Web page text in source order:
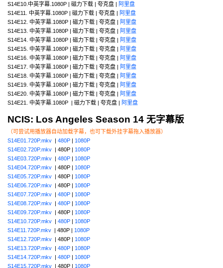
S14E10.中英字幕.1080P | 磁力下载 | 夸克盘 | 阿里盘
S14E11. 中英字幕.1080P | 磁力下载 | 夸克盘 | 阿里盘
S14E12. 中英字幕.1080P | 磁力下载 | 夸克盘 | 阿里盘
S14E13. 中英字幕.1080P | 磁力下载 | 夸克盘 | 阿里盘
S14E14. 中英字幕.1080P | 磁力下载 | 夸克盘 | 阿里盘
S14E15. 中英字幕.1080P | 磁力下载 | 夸克盘 | 阿里盘
S14E16. 中英字幕.1080P | 磁力下载 | 夸克盘 | 阿里盘
S14E17. 中英字幕.1080P | 磁力下载 | 夸克盘 | 阿里盘
S14E18. 中英字幕.1080P | 磁力下载 | 夸克盘 | 阿里盘
S14E19. 中英字幕.1080P | 磁力下载 | 夸克盘 | 阿里盘
S14E20. 中英字幕.1080P | 磁力下载 | 夸克盘 | 阿里盘
S14E21. 中英字幕.1080P | 磁力下载 | 夸克盘 | 阿里盘
NCIS: Los Angeles Season 14 无字幕版
（可尝试用播放器自动加载字幕，也可下载外挂字幕拖入播放器）
S14E01.720P.mkv | 480P | 1080P
S14E02.720P.mkv | 480P | 1080P
S14E03.720P.mkv | 480P | 1080P
S14E04.720P.mkv | 480P | 1080P
S14E05.720P.mkv | 480P | 1080P
S14E06.720P.mkv | 480P | 1080P
S14E07.720P.mkv | 480P | 1080P
S14E08.720P.mkv | 480P | 1080P
S14E09.720P.mkv | 480P | 1080P
S14E10.720P.mkv | 480P | 1080P
S14E11.720P.mkv | 480P | 1080P
S14E12.720P.mkv | 480P | 1080P
S14E13.720P.mkv | 480P | 1080P
S14E14.720P.mkv | 480P | 1080P
S14E15.720P.mkv | 480P | 1080P